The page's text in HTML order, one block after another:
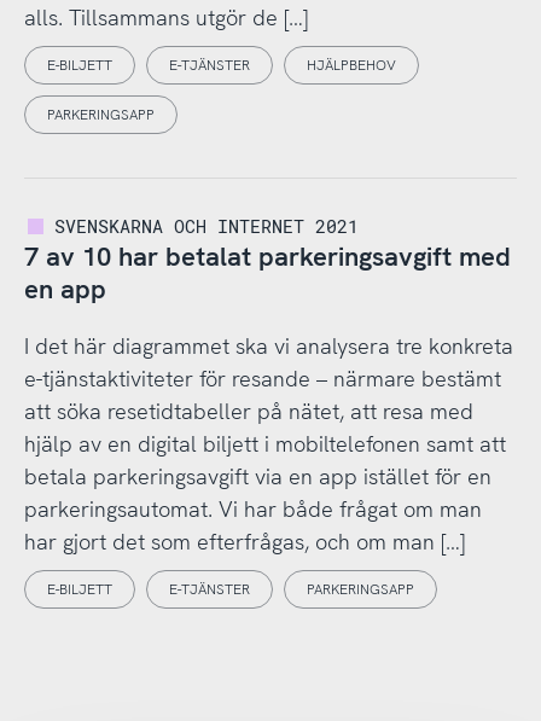
alls. Tillsammans utgör de […]
E-BILJETT E-TJÄNSTER HJÄLPBEHOV
PARKERINGSAPP
SVENSKARNA OCH INTERNET 2021
7 av 10 har betalat parkeringsavgift med
en app
I det här diagrammet ska vi analysera tre konkreta
e-tjänstaktiviteter för resande – närmare bestämt
att söka resetidtabeller på nätet, att resa med
hjälp av en digital biljett i mobiltelefonen samt att
betala parkeringsavgift via en app istället för en
parkeringsautomat. Vi har både frågat om man
har gjort det som efterfrågas, och om man […]
E-BILJETT E-TJÄNSTER PARKERINGSAPP